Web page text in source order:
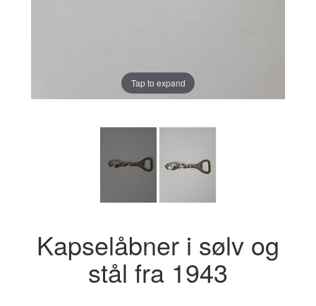
Tap to expand
Kapselåbner i sølv og
stål fra 1943